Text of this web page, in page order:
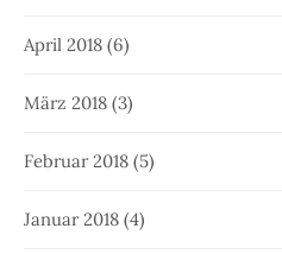
April 2018 (6)
März 2018 (3)
Februar 2018 (5)
Januar 2018 (4)